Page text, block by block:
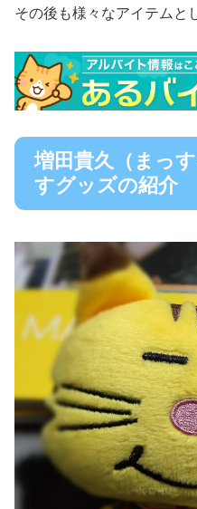
その後も様々なアイテムと
増田貴久（まっ
すグッズの紹介